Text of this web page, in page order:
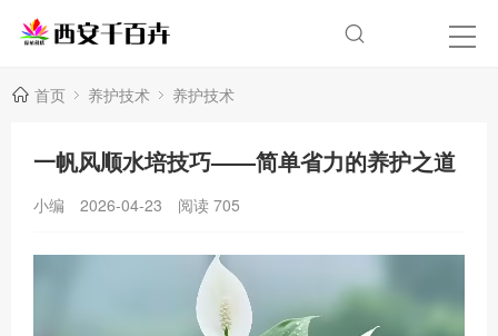
首页 养护技术 养护技术
一帆风顺水培技巧——简单省力的养护之道
小编 2026-04-23 阅读 705